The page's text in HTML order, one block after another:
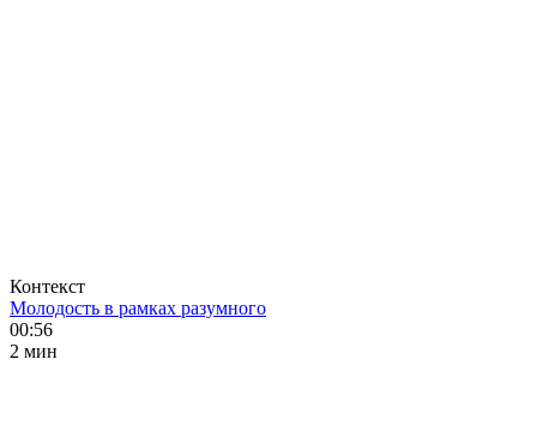
Контекст
Молодость в рамках разумного
00:56
2 мин